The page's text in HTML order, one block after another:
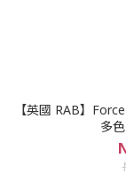
【英國 RAB】
多